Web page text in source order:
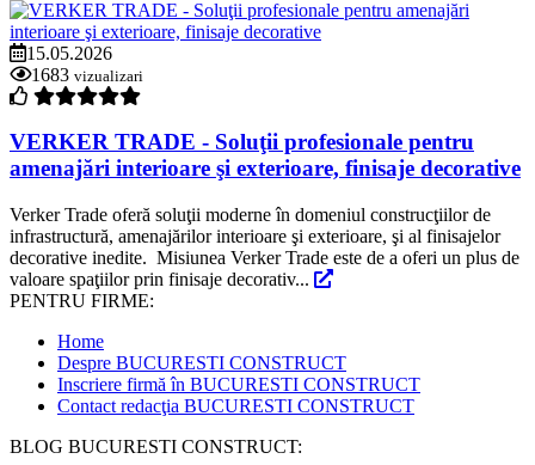
15.05.2026
1683 vizualizari
VERKER TRADE - Soluţii profesionale pentru
amenajări interioare şi exterioare, finisaje decorative
Verker Trade oferă soluţii moderne în domeniul construcţiilor de
infrastructură, amenajărilor interioare şi exterioare, şi al finisajelor
decorative inedite. Misiunea Verker Trade este de a oferi un plus de
valoare spaţiilor prin finisaje decorativ...
PENTRU FIRME:
Home
Despre BUCURESTI CONSTRUCT
Inscriere firmă în BUCURESTI CONSTRUCT
Contact redacţia BUCURESTI CONSTRUCT
BLOG BUCURESTI CONSTRUCT: